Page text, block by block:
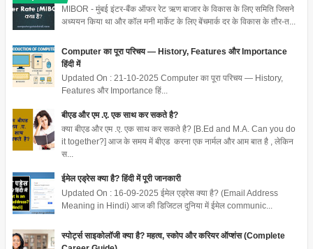
MIBOR - मुंबई इंटर-बैंक ऑफर रेट ऋण बाजार के विकास के लिए समिति जिसने
अध्ययन किया था और कॉल मनी मार्केट के लिए बेंचमार्क दर के विकास के तौर-त...
Computer का पूरा परिचय — History, Features और Importance
हिंदी में
Updated On : 21-10-2025 Computer का पूरा परिचय — History,
Features और Importance हिं...
बीएड और एम .ए. एक साथ कर सकते है?
क्या बीएड और एम .ए. एक साथ कर सकते है? [B.Ed and M.A. Can you do
it together?] आज के समय में बीएड करना एक नार्मल और आम बात है , लेकिन
स...
ईमेल एड्रेस क्या है? हिंदी में पूरी जानकारी
Updated On : 16-09-2025 ईमेल एड्रेस क्या है? (Email Address
Meaning in Hindi) आज की डिजिटल दुनिया में ईमेल communic...
स्पोर्ट्स साइकोलॉजी क्या है? महत्व, स्कोप और करियर ऑप्शंस (Complete